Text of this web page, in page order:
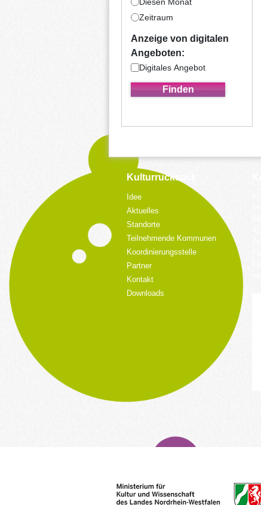
Zeitraum
Anzeige von digitalen
Angeboten:
Digitales Angebot
Kulturrucksack
Idee
Aktuelles
Standorte
Teilnehmende Kommunen
Koordinierungsstelle
Partner
Kontakt
Downloads